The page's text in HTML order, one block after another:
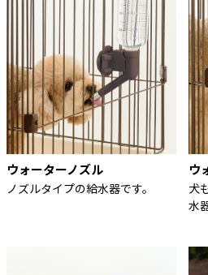
ウォーターノズル
ノズルタイプの給水器です。
ウ
犬
水